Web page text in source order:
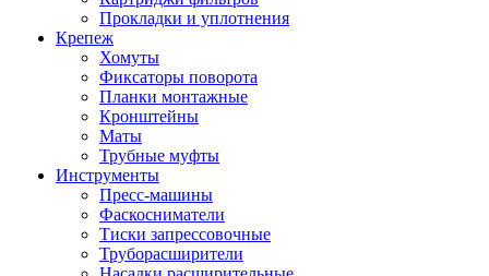
Прокладки и уплотнения
Крепеж
Хомуты
Фиксаторы поворота
Планки монтажные
Кронштейны
Маты
Трубные муфты
Инструменты
Пресс-машины
Фаскосниматели
Тиски запрессовочные
Труборасширители